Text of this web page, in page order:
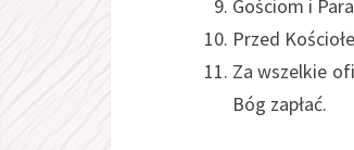
Gościom i
Przed
Za wszelkie